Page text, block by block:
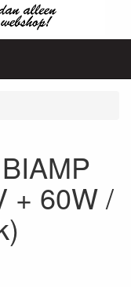
+ 60W /